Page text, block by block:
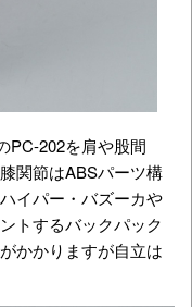
PC-202を肩や股間
関節はABSパーツ構
イパー・バズーカや
トするバックパック
かかりますが自立は